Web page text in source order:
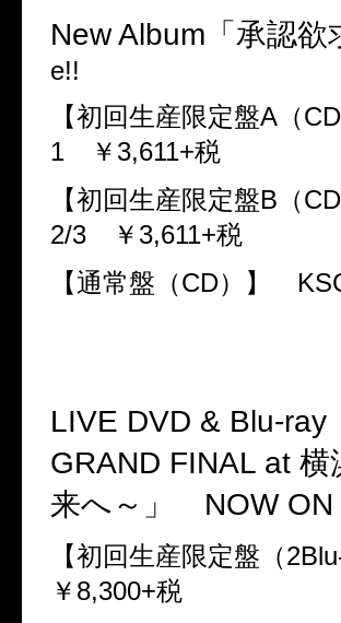
New Album 「承認
e!!
【初回生産限定盤A （CD
1 ￥ 3,611+税
【初回生産限定盤B （CD
2/3 ￥ 3,611+税
【通常盤（CD）】
LIVE DVD & Blu-ray
GRAND FINAL at 横
来へ～」 NOW
【初回生産限定盤（
￥ 8,300+税